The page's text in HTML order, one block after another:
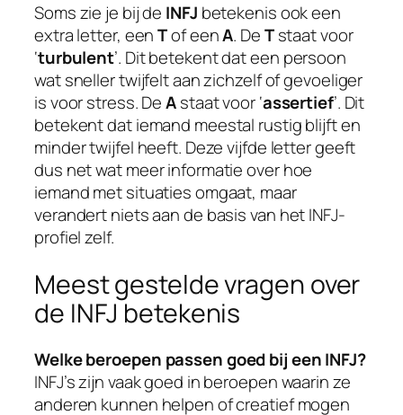
Soms zie je bij de INFJ betekenis ook een
extra letter, eenTof eenA. DeTstaat voor
‘turbulent’. Dit betekent dat een persoon
wat sneller twijfelt aan zichzelf of gevoeliger
is voor stress. DeAstaat voor ‘assertief’. Dit
betekent dat iemand meestal rustig blijft en
minder twijfel heeft. Deze vijfde letter geeft
dus net wat meer informatie over hoe
iemand met situaties omgaat, maar
verandert niets aan de basis van het INFJ-
profiel zelf.
Meest gestelde vragen over
de INFJ betekenis
Welke beroepen passen goed bij een INFJ?
INFJ’s zijn vaak goed in beroepen waarin ze
anderen kunnen helpen of creatief mogen